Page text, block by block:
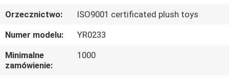
WYCIECZKA
PO
FABRYCE
Orzecznictwo:
ISO9001 certificated plush toys
Numer modelu:
YR0233
Minimalne
zamówienie:
1000